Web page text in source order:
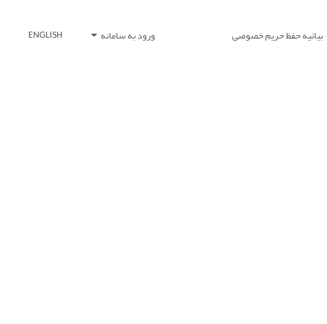
بیانیه حفظ حریم خصوصی ورود به سامانه ENGLISH